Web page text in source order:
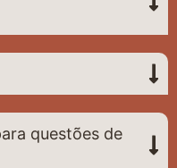
questões de